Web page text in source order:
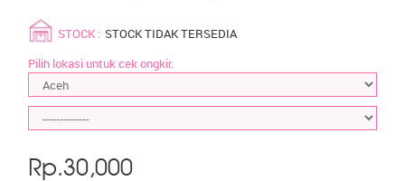
STOCK : STOCK TIDAK TERSEDIA
Pilih lokasi untuk cek ongkir.
Rp.30,000